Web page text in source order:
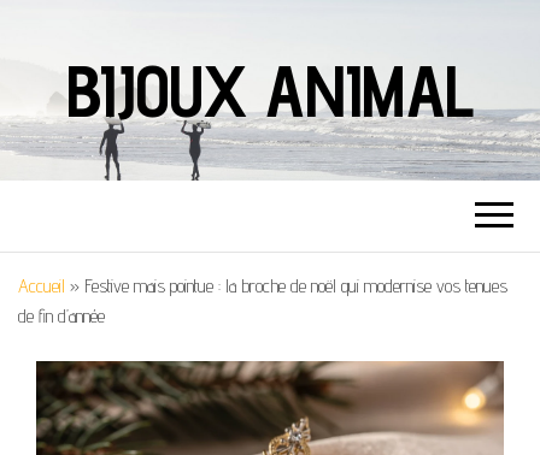
BIJOUX ANIMAL
Accueil » Festive mais pointue : la broche de noël qui modernise vos tenues
de fin d’année